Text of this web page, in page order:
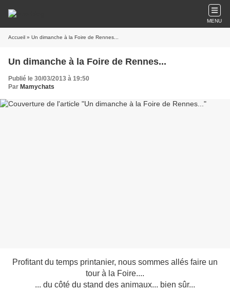
MENU
Accueil » Un dimanche à la Foire de Rennes...
Un dimanche à la Foire de Rennes...
Publié le 30/03/2013 à 19:50
Par Mamychats
Profitant du temps printanier, nous sommes allés faire un
tour à la Foire....
... du côté du stand des animaux... bien sûr...